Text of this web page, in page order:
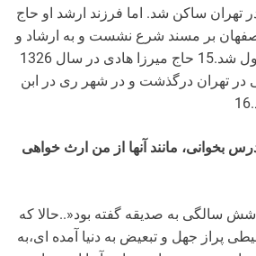
تهران ساکن شد. اما فرزند ارشد او حاج
بر مسند شرع نشست و به ارشاد و
هدایت اصفهانی ها مشغول شد.15 حاج میرزا هادی در سال 1326
سن 69 سالگی در تهران درگذشت و در شهر ری در ابن
بخوانی، مانند آنها از من ارث خواهی
سالگی به صدیقه گفته بود«..حالا که
پراز جهل و تبعیض به دنیا آمده ای،به